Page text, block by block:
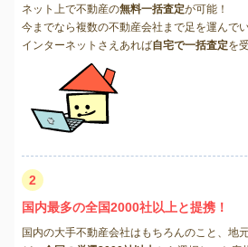
ネット上で不動産の無料一括査定が可能！
今までなら複数の不動産会社まで足を運んで
インターネットさえあれば自宅で一括査定を
2
国内最多の全国2000社以上と提携！
国内の大手不動産会社はもちろんのこと、地